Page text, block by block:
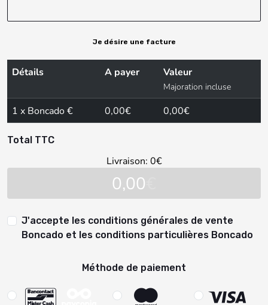
Je désire une facture
Détails A payer Valeur
Majoration incluse
1 x Boncado € 0,00€ 0,00€
Total TTC
Livraison: 0€
0,00
J'accepte les conditions générales de vente
Boncado et les conditions particulières Boncado
Méthode de paiement